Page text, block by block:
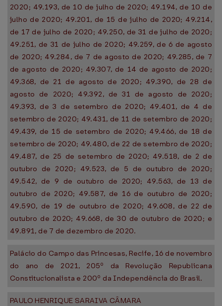
2020; 49.193, de 10 de julho de 2020; 49.194, de 10 de
julho de 2020; 49.201, de 15 de julho de 2020; 49.214,
de 17 de julho de 2020; 49.250, de 31 de julho de 2020;
49.251, de 31 de julho de 2020; 49.259, de 6 de agosto
de 2020; 49.284, de 7 de agosto de 2020; 49.285, de 7
de agosto de 2020; 49.307, de 14 de agosto de 2020;
49.368, de 21 de agosto de 2020; 49.390, de 28 de
agosto de 2020; 49.392, de 31 de agosto de 2020;
49.393, de 3 de setembro de 2020; 49.401, de 4 de
setembro de 2020; 49.431, de 11 de setembro de 2020;
49.439, de 15 de setembro de 2020; 49.466, de 18 de
setembro de 2020; 49.480, de 22 de setembro de 2020;
49.487, de 25 de setembro de 2020; 49.518, de 2 de
outubro de 2020; 49.523, de 5 de outubro de 2020;
49.542, de 9 de outubro de 2020; 49.563, de 13 de
outubro de 2020; 49.587, de 16 de outubro de 2020;
49.590, de 19 de outubro de 2020; 49.608, de 22 de
outubro de 2020; 49.668, de 30 de outubro de 2020; e
49.891, de 7 de dezembro de 2020.
Palácio do Campo das Princesas, Recife, 16 de novembro
do ano de 2021, 205º da Revolução Republicana
Constitucionalista e 200º da Independência do Brasil.
PAULO HENRIQUE SARAIVA CÂMARA